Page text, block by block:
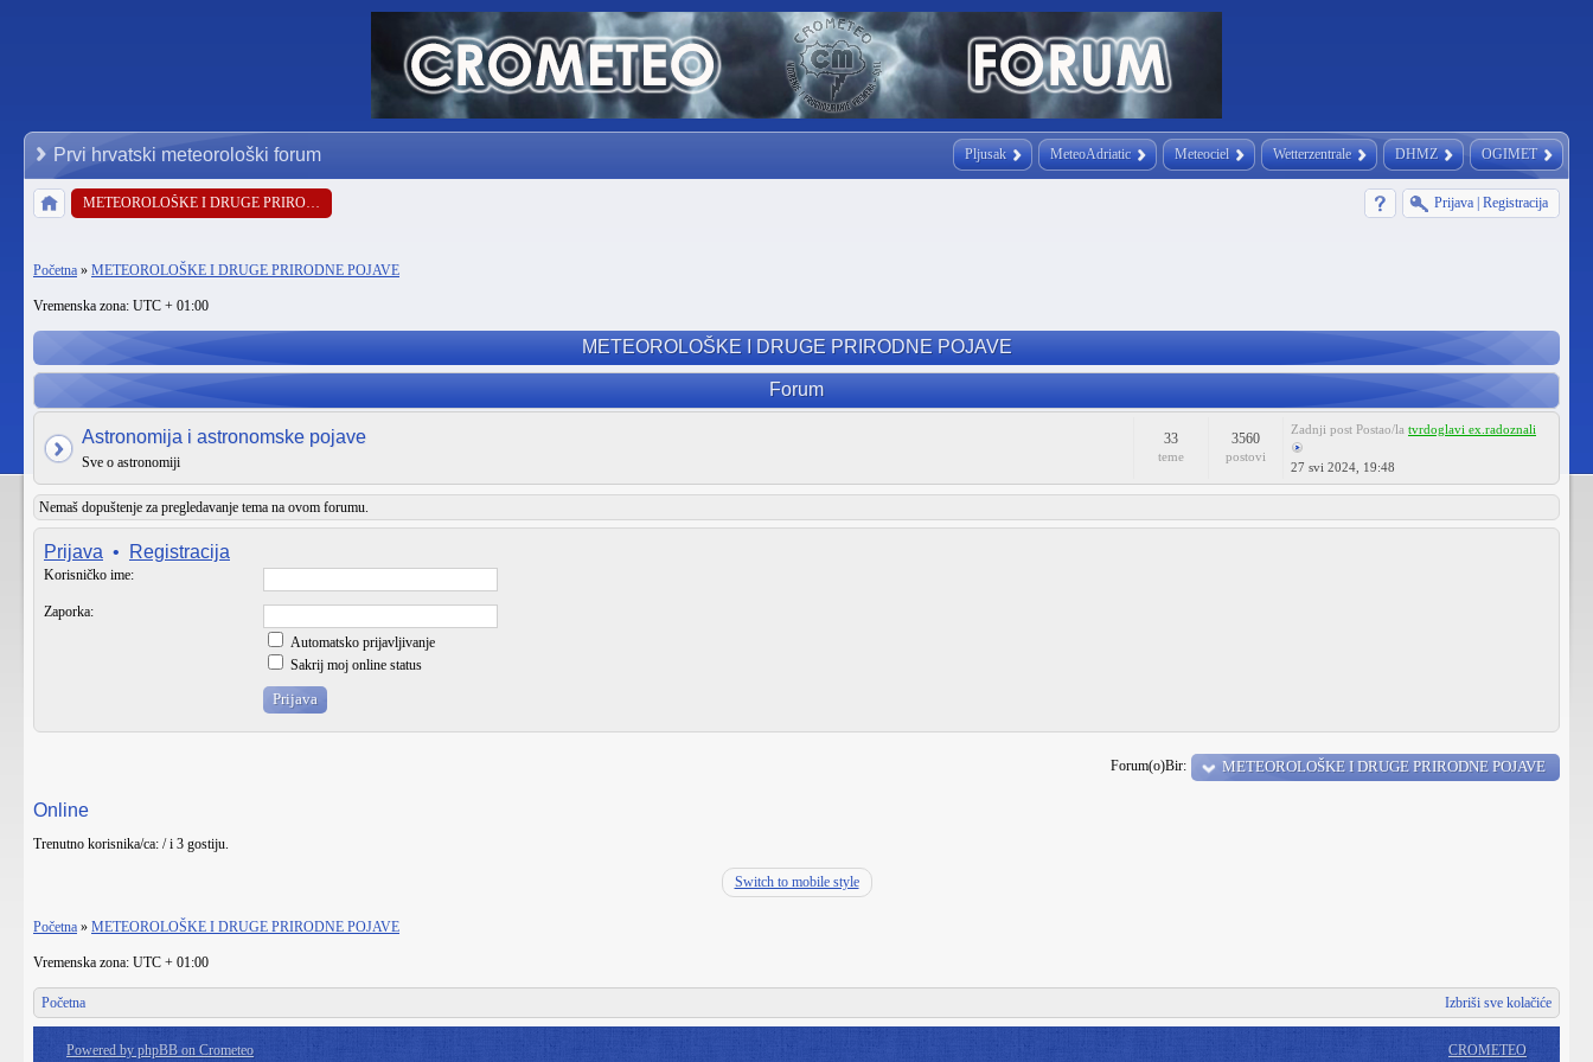
Pljusak MeteoAdriatic Meteociel Wetterzentrale DHMZ OGIMET
Prvi hrvatski meteorološki forum
METEOROLOŠKE I DRUGE PRIRODNE POJAVE Prijava Registracija
Početna » METEOROLOŠKE I DRUGE PRIRODNE POJAVE
Vremenska zona: UTC + 01:00
METEOROLOŠKE I DRUGE PRIRODNE POJAVE
Forum
Astronomija i astronomske pojave
Sve o astronomiji
33
teme
3560
postovi
Zadnji post Postao/la tvrdoglavi ex.radoznali
27 svi 2024, 19:48
Nemaš dopuštenje za pregledavanje tema na ovom forumu.
Prijava • Registracija
Korisničko ime:
Zaporka:
Automatsko prijavljivanje
Sakrij moj online status
Forum(o)Bir: METEOROLOŠKE I DRUGE PRIRODNE POJAVE
Online
Trenutno korisnika/ca: / i 3 gostiju.
Switch to mobile style
Početna » METEOROLOŠKE I DRUGE PRIRODNE POJAVE
Vremenska zona: UTC + 01:00
Početna Izbriši sve kolačiće
Powered by phpBB on Crometeo CROMETEO